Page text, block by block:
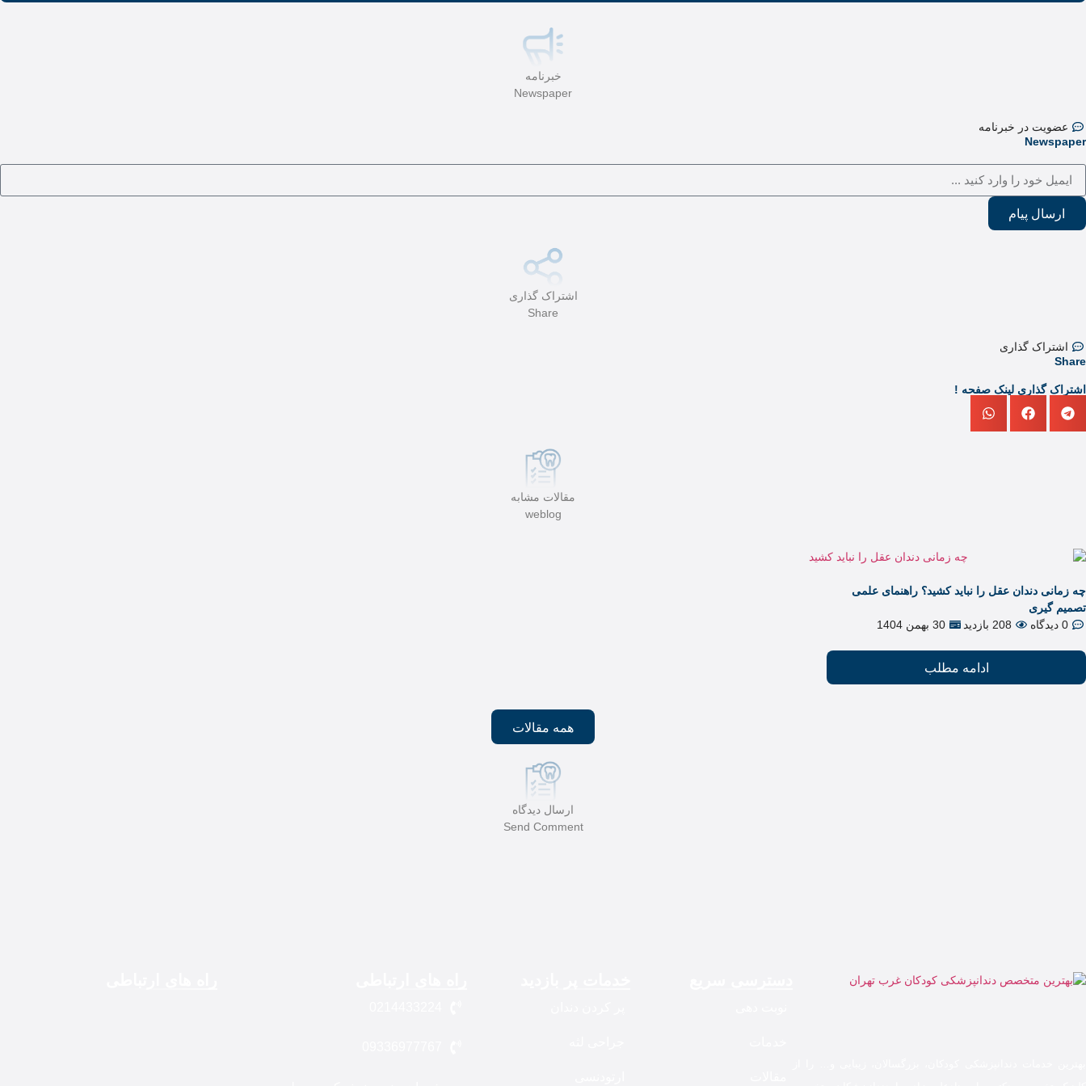
خبرنامه
Newspaper
عضویت در خبرنامه
Newspaper
ارسال پیام
اشتراک گذاری
Share
اشتراک گذاری
Share
اشتراک گذاری لینک صفحه !
مقالات مشابه
weblog
چه زمانی دندان عقل را نباید کشید؟ راهنمای علمی
تصمیم گیری
0 دیدگاه
208 بازدید 30 بهمن 1404
ادامه مطلب
همه مقالات
ارسال دیدگاه
Send Comment